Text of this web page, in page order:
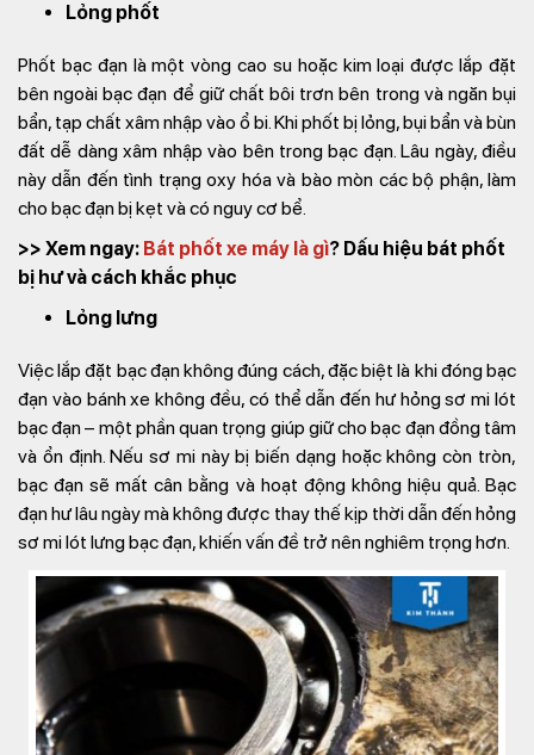
Lỏng phốt
Phốt bạc đạn là một vòng cao su hoặc kim loại được lắp đặt
bên ngoài bạc đạn để giữ chất bôi trơn bên trong và ngăn bụi
bẩn, tạp chất xâm nhập vào ổ bi. Khi phốt bị lỏng, bụi bẩn và bùn
đất dễ dàng xâm nhập vào bên trong bạc đạn. Lâu ngày, điều
này dẫn đến tình trạng oxy hóa và bào mòn các bộ phận, làm
cho bạc đạn bị kẹt và có nguy cơ bể.
>> Xem ngay: Bát phốt xe máy là gì? Dấu hiệu bát phốt
bị hư và cách khắc phục
Lỏng lưng
Việc lắp đặt bạc đạn không đúng cách, đặc biệt là khi đóng bạc
đạn vào bánh xe không đều, có thể dẫn đến hư hỏng sơ mi lót
bạc đạn – một phần quan trọng giúp giữ cho bạc đạn đồng tâm
và ổn định. Nếu sơ mi này bị biến dạng hoặc không còn tròn,
bạc đạn sẽ mất cân bằng và hoạt động không hiệu quả. Bạc
đạn hư lâu ngày mà không được thay thế kịp thời dẫn đến hỏng
sơ mi lót lưng bạc đạn, khiến vấn đề trở nên nghiêm trọng hơn.